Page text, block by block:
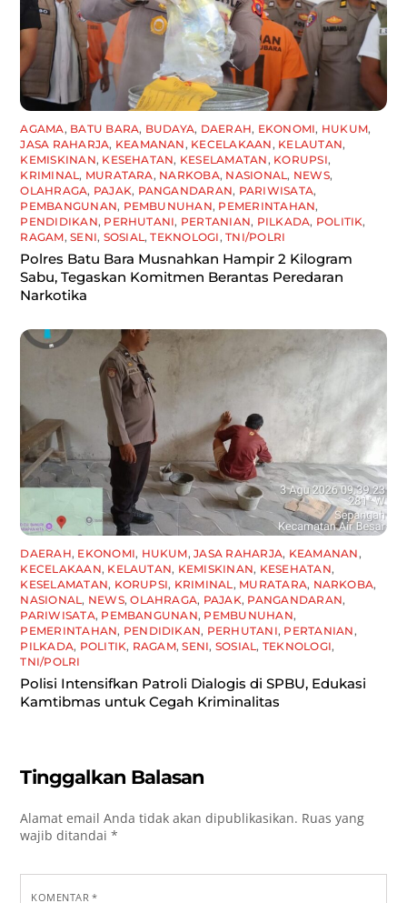
AGAMA, BATU BARA, BUDAYA, DAERAH, EKONOMI, HUKUM,
JASA RAHARJA, KEAMANAN, KECELAKAAN, KELAUTAN,
KEMISKINAN, KESEHATAN, KESELAMATAN, KORUPSI,
KRIMINAL, MURATARA, NARKOBA, NASIONAL, NEWS,
OLAHRAGA, PAJAK, PANGANDARAN, PARIWISATA,
PEMBANGUNAN, PEMBUNUHAN, PEMERINTAHAN,
PENDIDIKAN, PERHUTANI, PERTANIAN, PILKADA, POLITIK,
RAGAM,SENI, SOSIAL,TEKNOLOGI,TNI/POLRI
Polres Batu Bara Musnahkan Hampir 2 Kilogram
Sabu, Tegaskan Komitmen Berantas Peredaran
Narkotika
DAERAH, EKONOMI, HUKUM,JASA RAHARJA, KEAMANAN,
KECELAKAAN, KELAUTAN, KEMISKINAN, KESEHATAN,
KESELAMATAN, KORUPSI, KRIMINAL, MURATARA, NARKOBA,
NASIONAL, NEWS,OLAHRAGA, PAJAK, PANGANDARAN,
PARIWISATA, PEMBANGUNAN, PEMBUNUHAN,
PEMERINTAHAN, PENDIDIKAN, PERHUTANI, PERTANIAN,
PILKADA, POLITIK, RAGAM,SENI, SOSIAL, TEKNOLOGI,
TNI/POLRI
Polisi Intensifkan Patroli Dialogis di SPBU, Edukasi
Kamtibmas untuk Cegah Kriminalitas
Tinggalkan Balasan
Alamat email Anda tidak akan dipublikasikan. Ruas yang
wajib ditandai*
KOMENTAR*